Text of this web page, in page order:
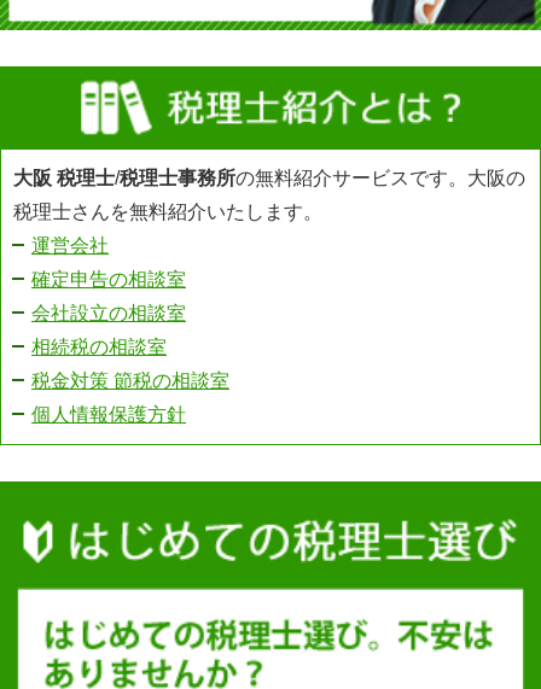
大阪 税理士/税理士事務所の無料紹介サービスです。大阪の
税理士さんを無料紹介いたします。
運営会社
確定申告の相談室
会社設立の相談室
相続税の相談室
税金対策 節税の相談室
個人情報保護方針